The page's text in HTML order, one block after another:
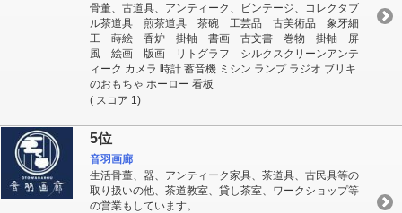
骨董、古道具、アンティーク、ビンテージ、コレクタブ
ル茶道具 煎茶道具 茶碗 工芸品 古美術品 象牙細
工 蒔絵 香炉 掛軸 書画 古文書 巻物 掛軸 屏
風 絵画 版画 リトグラフ シルクスクリーンアンテ
ィーク カメラ 時計 蓄音機 ミシン ランプ ラジオ ブリキ
のおもちゃ ホーロー 看板
( スコア 1)
5位
音羽画廊
生活骨董、器、アンティーク家具、茶道具、古民具等の
取り扱いの他、茶道教室、貸し茶室、ワークショップ等
の営業もしています。